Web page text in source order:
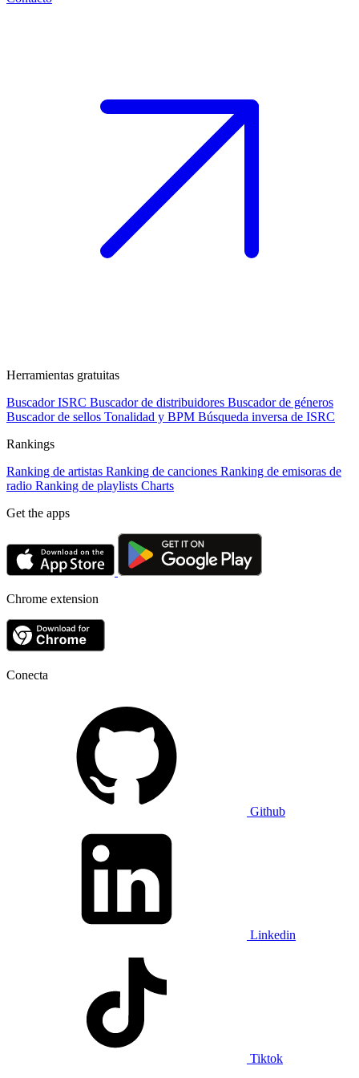
Herramientas gratuitas
Buscador ISRC Buscador de distribuidores Buscador de géneros
Buscador de sellos Tonalidad y BPM Búsqueda inversa de ISRC
Rankings
Ranking de artistas Ranking de canciones Ranking de emisoras de
radio Ranking de playlists Charts
Get the apps
Chrome extension
Conecta
Github
Linkedin
Tiktok